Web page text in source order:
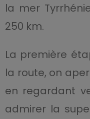
la mer
250 km.
La première
la route, on
en regardant
admirer la